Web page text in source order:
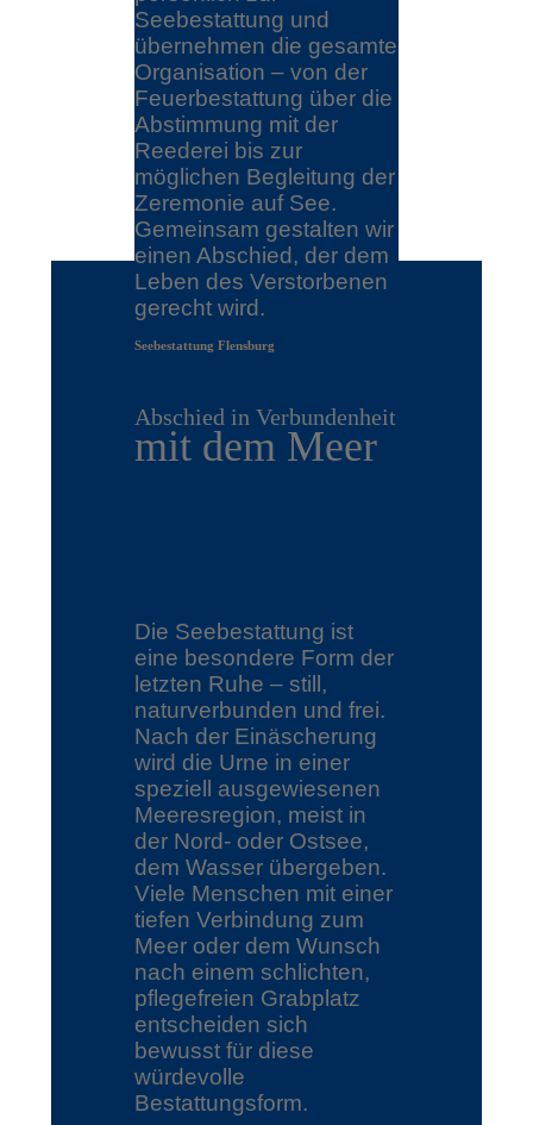
Seebestattung und
übernehmen die gesamte
Organisation – von der
Feuerbestattung über die
Abstimmung mit der
Reederei bis zur
möglichen Begleitung der
Zeremonie auf See.
Gemeinsam gestalten wir
einen Abschied, der dem
Leben des Verstorbenen
gerecht wird.
Seebestattung Flensburg
Abschied in Verbundenheit
mit dem Meer
Die Seebestattung ist
eine besondere Form der
letzten Ruhe – still,
naturverbunden und frei.
Nach der Einäscherung
wird die Urne in einer
speziell ausgewiesenen
Meeresregion, meist in
der Nord- oder Ostsee,
dem Wasser übergeben.
Viele Menschen mit einer
tiefen Verbindung zum
Meer oder dem Wunsch
nach einem schlichten,
pflegefreien Grabplatz
entscheiden sich
bewusst für diese
würdevolle
Bestattungsform.